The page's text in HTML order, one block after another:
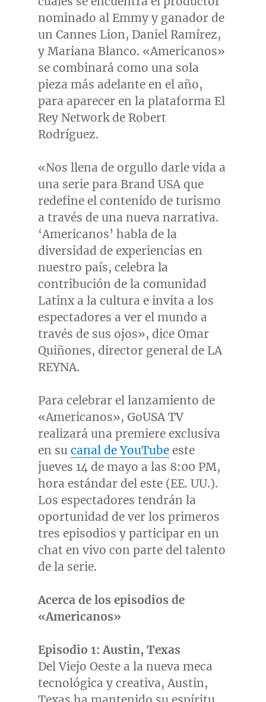
nominado al Emmy y ganador de
un Cannes Lion, Daniel Ramírez,
y Mariana Blanco. «Americanos»
se combinará como una sola
pieza más adelante en el año,
para aparecer en la plataforma El
Rey Network de Robert
Rodríguez.
«Nos llena de orgullo darle vida a
una serie para Brand USAque
redefine el contenido de turismo
a través de una nueva narrativa.
‘Americanos’ habla de la
diversidad de experiencias en
nuestro país, celebra la
contribución de la comunidad
Latinx a la cultura e invita a los
espectadores a ver el mundo a
través de sus ojos», dice Omar
Quiñones, director general de LA
REYNA.
Para celebrar el lanzamiento de
«Americanos», GoUSA TV
realizará una premiere exclusiva
en su canal de YouTubeeste
jueves 14 de mayo a las 8:00 PM,
hora estándar del este (EE. UU.).
Los espectadores tendrán la
oportunidad de ver los primeros
tres episodios y participar en un
chat en vivo con parte del talento
de la serie.
Acerca de los episodios de
«Americanos»
Episodio 1:Austin, Texas
DelViejo Oestea la nueva meca
tecnológica y creativa,Austin,